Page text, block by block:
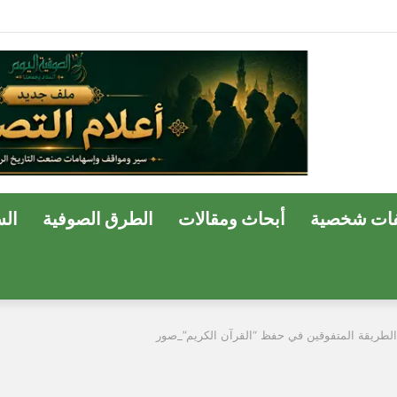
وسفير الحب الإلهي في مصر
شخصية أبحاث ومقالات الطرق الصوفية
المتفوقين في حفظ “القرآن الكريم”_صور